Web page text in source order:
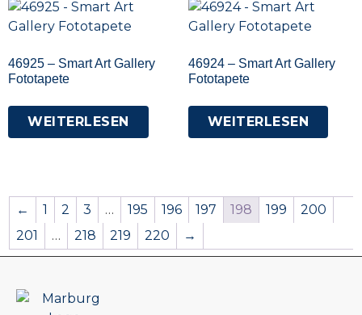
46925 – Smart Art Gallery
Fototapete
WEITERLESEN
46924 – Smart Art Gallery
Fototapete
WEITERLESEN
← 1 2 3 … 195 196 197 198 199
200
201
… 218 219 220 →